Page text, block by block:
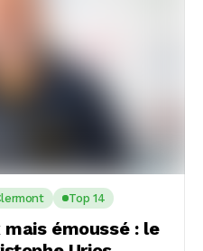
Top 14
émoussé : le